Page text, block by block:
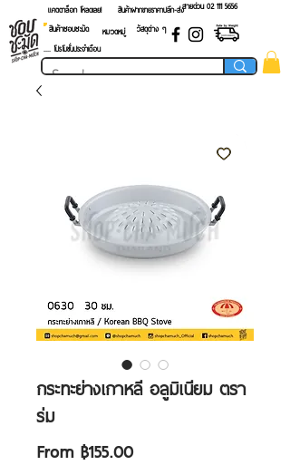
แคตตาล็อก โหลดเลย! สายด่วน 02 ​111 5656
สินค้าฝากขายราคาปลีก-ส่ง
สินค้าชอบชะมัด
หมวดหมู่
วัสดุต่าง ๆ
.... โปรโมชั่นประจำเดือน
กระทะย่างเกาหลี อลูมิเนียม ตรา
ร่ม
From ฿155.00Sale